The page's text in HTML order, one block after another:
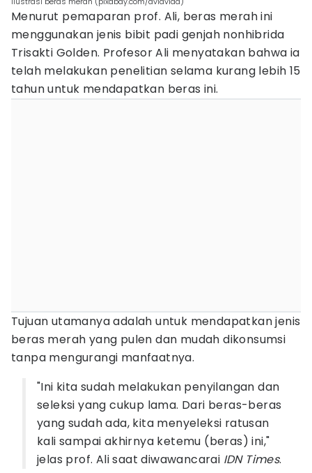
Menurut pemaparan prof. Ali, beras merah ini
menggunakan jenis bibit padi genjah nonhibrida
Trisakti Golden. Profesor Ali menyatakan bahwa ia
telah melakukan penelitian selama kurang lebih 15
tahun untuk mendapatkan beras ini.
Tujuan utamanya adalah untuk mendapatkan jenis
beras merah yang pulen dan mudah dikonsumsi
tanpa mengurangi manfaatnya.
"Ini kita sudah melakukan penyilangan dan
seleksi yang cukup lama. Dari beras-beras
yang sudah ada, kita menyeleksi ratusan
kali sampai akhirnya ketemu (beras) ini,"
jelas prof. Ali saat diwawancarai IDN Times.